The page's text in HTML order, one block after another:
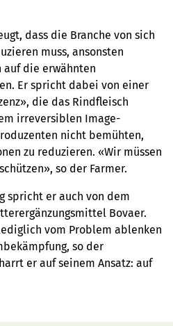
dass die Branche von sich
muss, ansonsten
auf die erwähnten
Er spricht dabei von einer
die das Rindfleisch
irreversiblen Image-
nicht bemühten,
zu reduzieren. «Wir müssen
so der Farmer.
spricht er auch von dem
Bovaer.
vom Problem ablenken
so der
er auf seinem Ansatz: auf